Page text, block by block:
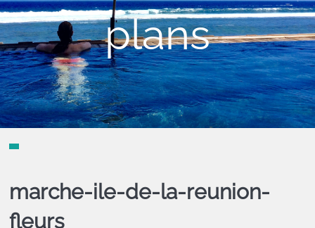
plans
marche-ile-de-la-reunion-
fleurs